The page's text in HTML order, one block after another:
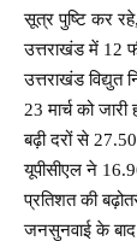
सूत्र पुष्टि कर
उत्तराखंड में 12
उत्तराखंड विद्युत
23 मार्च को
बढ़ी दरों से
यूपीसीएल ने
प्रतिशत की
जनसुनवाई के बाद